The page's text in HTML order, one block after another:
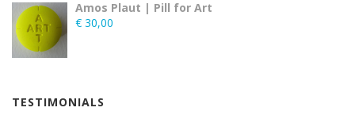
Amos Plaut | Pill for Art
€ 30,00
TESTIMONIALS